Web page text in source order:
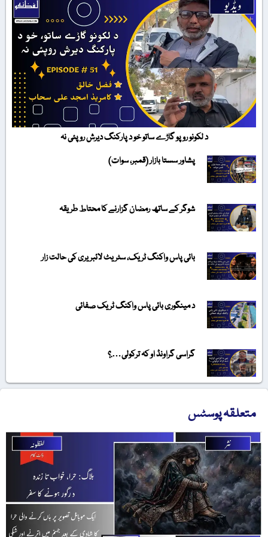
د لکونو روپو گاڑے ساتو خو د پارکنگ دیرش روپئی نہ
پشاور سستا بازار (قمبر، سوات)
شوگر کے ساتھ رمضان گزارنے کا محتاط طریقہ
بائی پاس واکنگ ٹریک، سٹریٹ لائبریری کی حالت زار
د مینگوری بائی پاس واکنگ ٹریک صفائی
گراسی گراونڈ او کہ ترکولی….؟
متعلقہ پوسٹس